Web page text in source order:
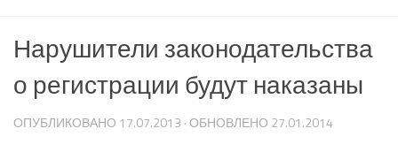
Нарушители законодательства
о регистрации будут наказаны
ОПУБЛИКОВАНО 17.07.2013 · ОБНОВЛЕНО 27.01.2014